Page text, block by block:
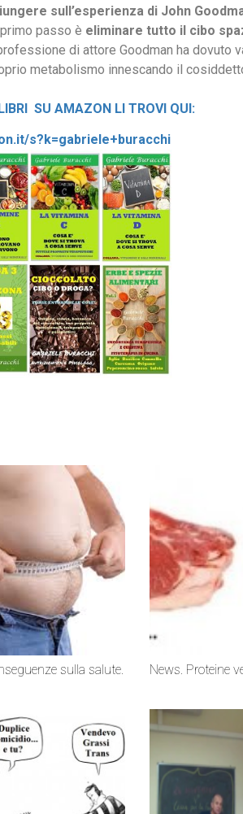
sull’esperienza di John
passo è eliminare tutto il cibo
di attore Goodman ha dovuto
metabolismo innescando il
SU AMAZON LI TROVI QUI:
s?k=gabriele+buracchi
sulla salute. News. Proteine